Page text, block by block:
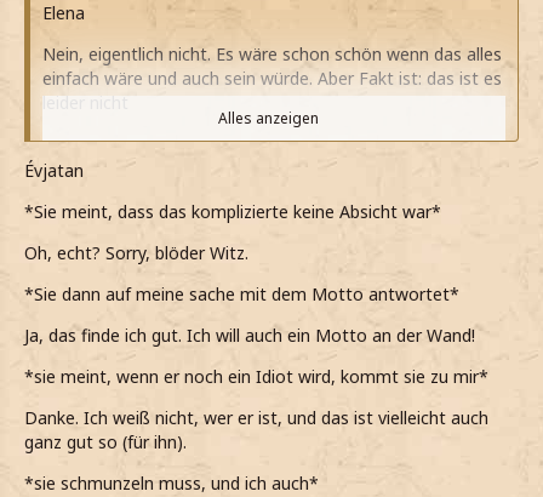
Elena
Nein, eigentlich nicht. Es wäre schon schön wenn das alles
einfach wäre und auch sein würde. Aber Fakt ist: das ist es
leider nicht
*erzähle*
Ja, das Motto kommt mir wirklich sehr bekannt vor.
Ich glaube ich sollte mir diesen Spruch irgendwo in
meinem Schlafsaal ganz groß hinkleben
*noch hinzufüge*
*als sage, dass er kein Idiot ist, er nur mit "schade"
einfach zu dir. Ist klar
*dann meine und schmunzeln muss*
Alles anzeigen
Évjatan
*Sie meint, dass das komplizierte keine Absicht war*
Oh, echt? Sorry, blöder Witz.
*Sie dann auf meine sache mit dem Motto antwortet*
Ja, das finde ich gut. Ich will auch ein Motto an der Wand!
*sie meint, wenn er noch ein Idiot wird, kommt sie zu mir*
Danke. Ich weiß nicht, wer er ist, und das ist vielleicht auch
ganz gut so (für ihn).
*sie schmunzeln muss, und ich auch*